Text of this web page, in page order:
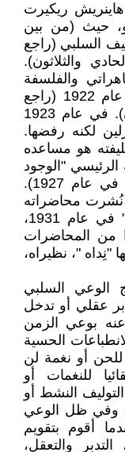
هاينريش ريكيرت
حيث (من بين
السلبي (راجع
والثلاثون).
والفلسفة
الظاهراتية في الكلية الجامعية بلندن عام 1922 (راجع
هوسيرليانا ، المجلد الخامس والثلاثون). في عام 1923
لكنه رفضها.
1928، وكان خليفته هو مساعده
"الوجود
والزمن" في الكتاب السنوي لهوسرل في عام 1927).
نُشرت محاضراته
هناك تحت عنوان " تأملات ديكارتية " في عام 1931،
من المحاضرات
"نِداه "، نظيراه،
الوعي السلبي
عقلي أو تدخل
بوعي الزمن
الحسية
للحن أو نغمة لن
للنغمات أو
النشط أو
وفي ظل الوعي
أقوم بتقويم
والتعقل،